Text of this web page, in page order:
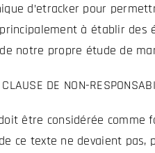
d’etracker pour
à établir
notre propre étude de
DE NON-
être considérée
ce texte ne devaient